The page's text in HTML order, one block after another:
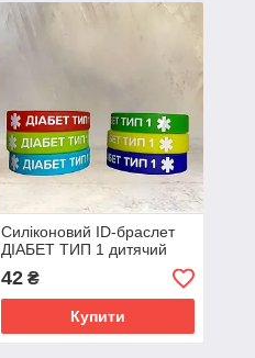
Силіконовий ID-браслет
ДІАБЕТ ТИП 1 дитячий
42₴
Купити